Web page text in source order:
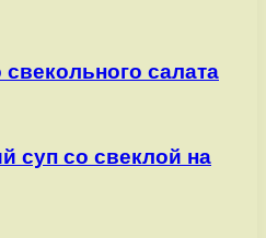
свекольного салата
суп со свеклой на